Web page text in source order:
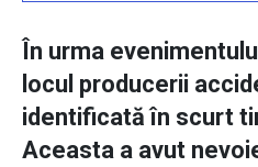
În urma
locul producerii
identificată în scurt
Aceasta a avut